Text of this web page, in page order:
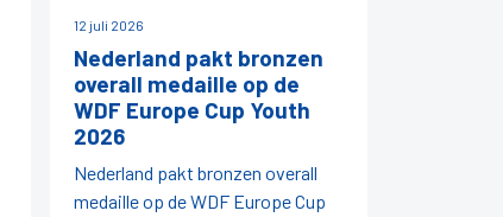
12 juli 2026
Nederland pakt bronzen
overall medaille op de
WDF Europe Cup Youth
2026
Nederland pakt bronzen overall
medaille op de WDF Europe Cup